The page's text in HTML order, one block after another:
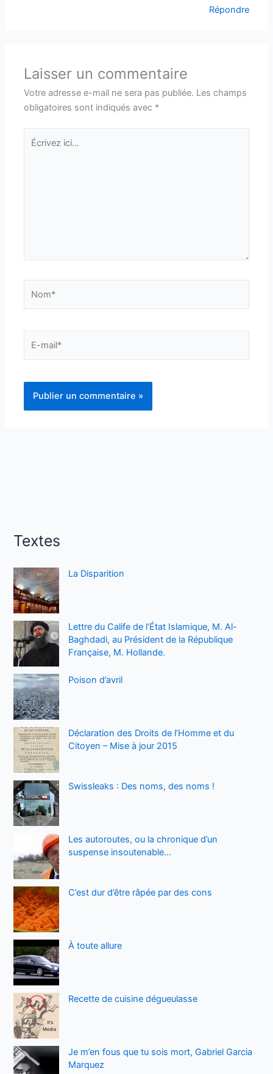
Répondre
Laisser un commentaire
Votre adresse e-mail ne sera pas publiée. Les champs
obligatoires sont indiqués avec *
Écrivez
ici…
Textes
La Disparition
Lettre du Calife de l’État Islamique, M. Al-
Baghdadi, au Président de la République
Française, M. Hollande.
Poison d’avril
Déclaration des Droits de l’Homme et du
Citoyen – Mise à jour 2015
Swissleaks : Des noms, des noms !
Les autoroutes, ou la chronique d’un
suspense insoutenable…
C’est dur d’être râpée par des cons
À toute allure
Recette de cuisine dégueulasse
Je m’en fous que tu sois mort, Gabriel Garcia
Marquez